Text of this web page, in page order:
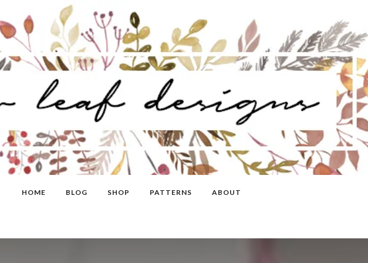
HOME BLOG SHOP PATTERNS ABOUT